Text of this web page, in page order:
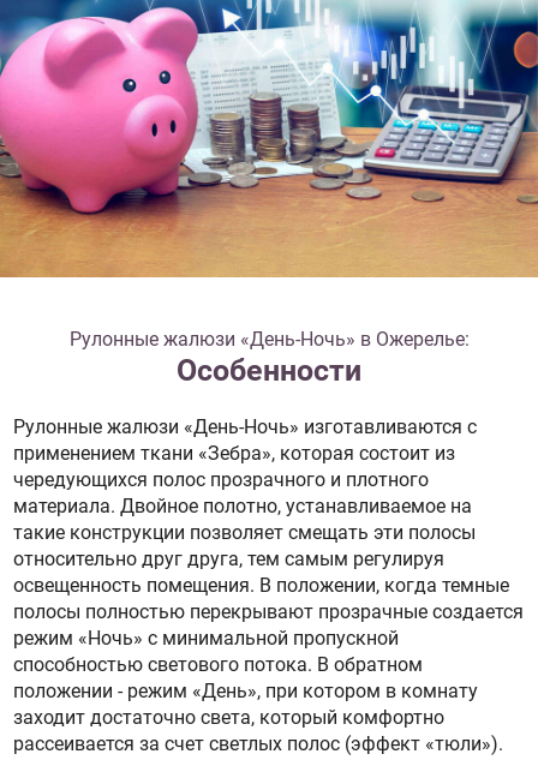
Рулонные жалюзи «День-Ночь» в Ожерелье:
Особенности
Рулонные жалюзи «День-Ночь» изготавливаются с
применением ткани «Зебра», которая состоит из
чередующихся полос прозрачного и плотного
материала. Двойное полотно, устанавливаемое на
такие конструкции позволяет смещать эти полосы
относительно друг друга, тем самым регулируя
освещенность помещения. В положении, когда темные
полосы полностью перекрывают прозрачные создается
режим «Ночь» с минимальной пропускной
способностью светового потока. В обратном
положении - режим «День», при котором в комнату
заходит достаточно света, который комфортно
рассеивается за счет светлых полос (эффект «тюли»).